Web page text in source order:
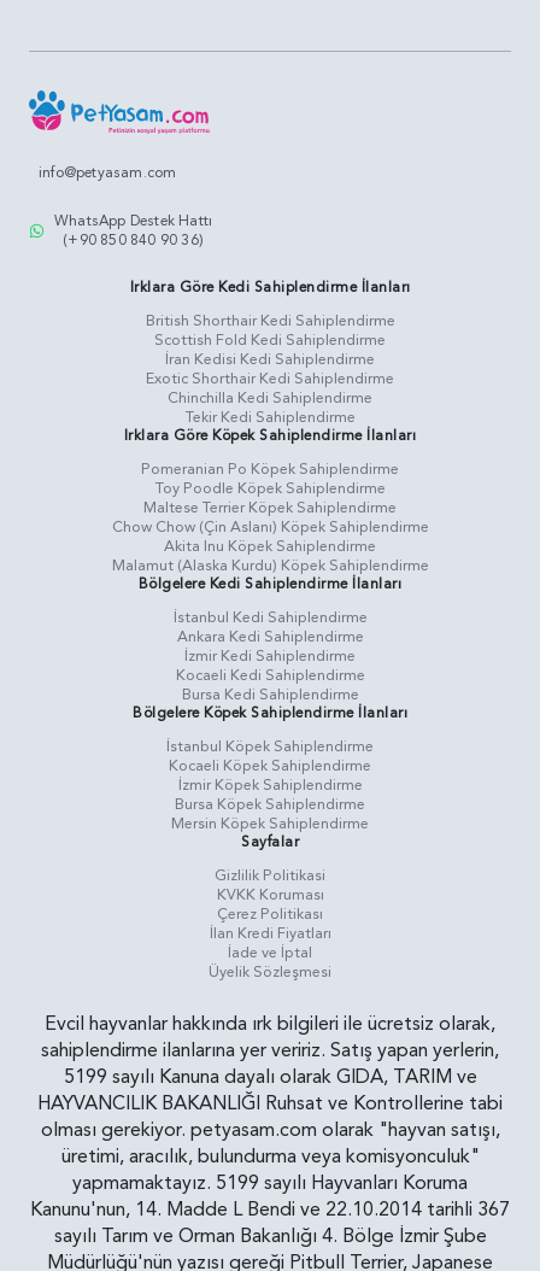
info@petyasam.com
WhatsApp Destek Hattı
(+90 850 840 90 36)
Irklara Göre Kedi Sahiplendirme İlanları
British Shorthair Kedi Sahiplendirme
Scottish Fold Kedi Sahiplendirme
İran Kedisi Kedi Sahiplendirme
Exotic Shorthair Kedi Sahiplendirme
Chinchilla Kedi Sahiplendirme
Tekir Kedi Sahiplendirme
Irklara Göre Köpek Sahiplendirme İlanları
Pomeranian Po Köpek Sahiplendirme
Toy Poodle Köpek Sahiplendirme
Maltese Terrier Köpek Sahiplendirme
Chow Chow (Çin Aslanı) Köpek Sahiplendirme
Akita Inu Köpek Sahiplendirme
Malamut (Alaska Kurdu) Köpek Sahiplendirme
Bölgelere Kedi Sahiplendirme İlanları
İstanbul Kedi Sahiplendirme
Ankara Kedi Sahiplendirme
İzmir Kedi Sahiplendirme
Kocaeli Kedi Sahiplendirme
Bursa Kedi Sahiplendirme
Bölgelere Köpek Sahiplendirme İlanları
İstanbul Köpek Sahiplendirme
Kocaeli Köpek Sahiplendirme
İzmir Köpek Sahiplendirme
Bursa Köpek Sahiplendirme
Mersin Köpek Sahiplendirme
Sayfalar
Gizlilik Politikasi
KVKK Koruması
Çerez Politikası
İlan Kredi Fiyatları
İade ve İptal
Üyelik Sözleşmesi
Evcil hayvanlar hakkında ırk bilgileri ile ücretsiz olarak,
sahiplendirme ilanlarına yer veririz. Satış yapan yerlerin,
5199 sayılı Kanuna dayalı olarak GIDA, TARIM ve
HAYVANCILIK BAKANLIĞI Ruhsat ve Kontrollerine tabi
olması gerekiyor. petyasam.com olarak "hayvan satışı,
üretimi, aracılık, bulundurma veya komisyonculuk"
yapmamaktayız. 5199 sayılı Hayvanları Koruma
Kanunu'nun, 14. Madde L Bendi ve 22.10.2014 tarihli 367
sayılı Tarım ve Orman Bakanlığı 4. Bölge İzmir Şube
Müdürlüğü'nün yazısı gereği Pitbull Terrier, Japanese